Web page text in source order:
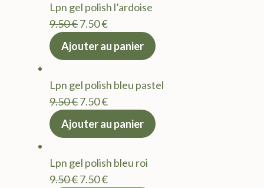
9.50 €.7.50 €.
Lpn gel polish l’ardoise
9.50€Le
prix
9.50 €.
7.50€Le
actuel
7.50 €.
Ajouter au panier
Lpn gel polish bleu pastel
9.50€Le
prix
9.50 €.
7.50€Le
actuel
7.50 €.
Ajouter au panier
Lpn gel polish bleu roi
9.50€Le
7.50€Le